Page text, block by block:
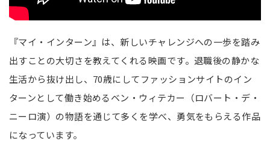
『マイ・インターン』は、新しいチャレンジへの一歩を踏み
出すことの大切さを教えてくれる映画です。退職後の静かな
生活から抜け出し、70歳にしてファッションサイトのイン
ターンとして働き始めるベン・ウィテカー（ロバート・デ・
ニーロ演）の物語を通じて多くを学べ、勇気をもらえる作品
になっています。